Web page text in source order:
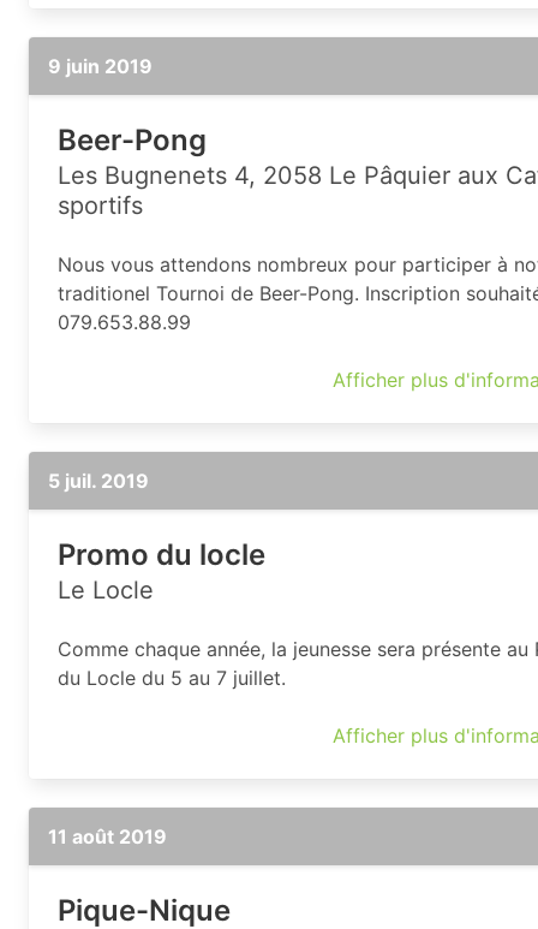
9 juin 2019
Beer-Pong
Les Bugnenets 4, 2058 Le Pâquier aux
sportifs
Nous vous attendons nombreux pour participer à
traditionel Tournoi de Beer-Pong. Inscription
079.653.88.99
Afficher plus
5 juil. 2019
Promo du locle
Le Locle
Comme chaque année, la jeunesse sera présente au
du Locle du 5 au 7 juillet.
Afficher plus
11 août 2019
Pique-Nique